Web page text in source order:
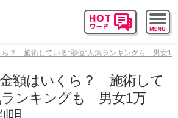
ら？ 施術している“部位”人気ランキングも 男女1
額はいくら？ 施術して
ランキングも 男女1万